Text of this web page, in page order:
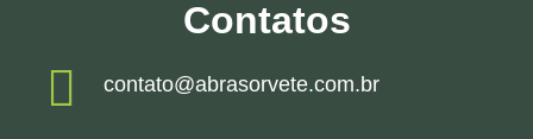
Contatos
contato@abrasorvete.com.br